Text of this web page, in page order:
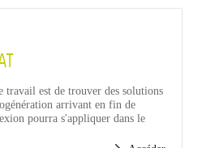
travail est de trouver des solutions
arrivant en fin de
pourra s'appliquer dans le